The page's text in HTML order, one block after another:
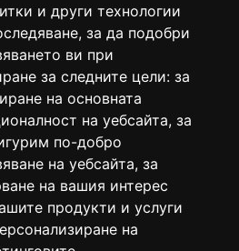
и други технологии
за да подобри
ви при
за следните цели: за
на основната
на уебсайта, за
по-добро
на уебсайта, за
на вашия интерес
продукти и услуги
на